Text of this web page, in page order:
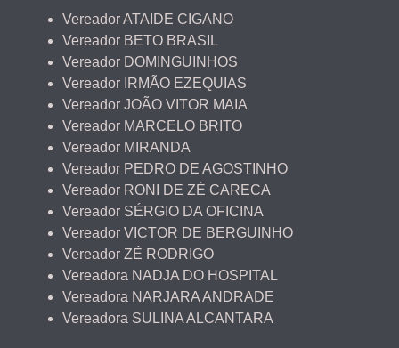
Vereador ATAIDE CIGANO
Vereador BETO BRASIL
Vereador DOMINGUINHOS
Vereador IRMÃO EZEQUIAS
Vereador JOÃO VITOR MAIA
Vereador MARCELO BRITO
Vereador MIRANDA
Vereador PEDRO DE AGOSTINHO
Vereador RONI DE ZÉ CARECA
Vereador SÉRGIO DA OFICINA
Vereador VICTOR DE BERGUINHO
Vereador ZÉ RODRIGO
Vereadora NADJA DO HOSPITAL
Vereadora NARJARA ANDRADE
Vereadora SULINA ALCANTARA